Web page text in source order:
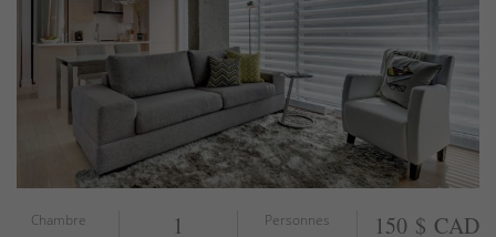
Chambre 1 Personnes 150 $ CAD